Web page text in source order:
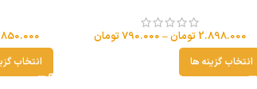
2.898.000 تومان–
790.000تومان
انتخاب گزینه ها انتخاب